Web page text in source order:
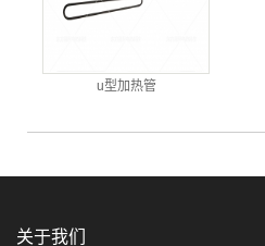
u型加热管
关于我们